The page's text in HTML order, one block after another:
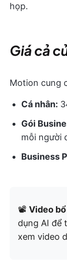
họp.
Giá cả
Motion cung
Cá nhân:
Gói
mỗi người
Business
📽️ Video
dụng AI để
xem video